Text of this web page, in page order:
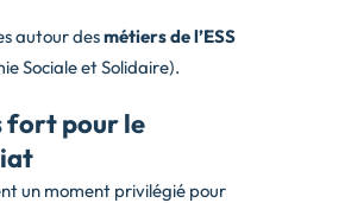
autour desmétiers de l’ESS
Sociale et Solidaire).
fort pour le
un moment privilégié pour